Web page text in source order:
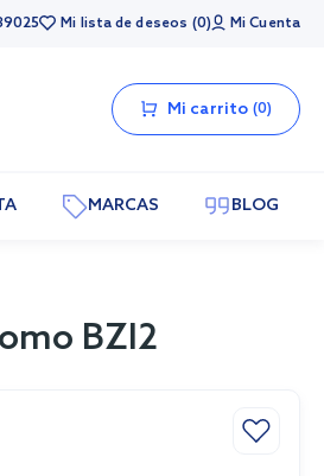
Mi lista de deseos 0 Mi Cuenta
Mi carrito 0
MARCAS BLOG
BZI2